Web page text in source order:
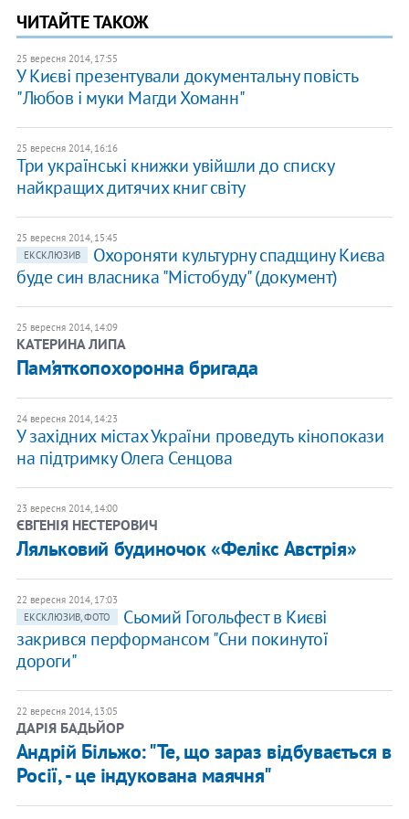
ЧИТАЙТЕ ТАКОЖ
25 вересня 2014, 17:55
У Києві презентували документальну повість
"Любов і муки Магди Хоманн"
25 вересня 2014, 16:16
Три українські книжки увійшли до списку
найкращих дитячих книг світу
25 вересня 2014, 15:45
ЕКСКЛЮЗИВ
Охороняти культурну спадщину Києва
буде син власника "Містобуду" (документ)
25 вересня 2014, 14:09
КАТЕРИНА ЛИПА
Пам’яткопохоронна бригада
24 вересня 2014, 14:23
У західних містах України проведуть кінопокази
на підтримку Олега Сенцова
23 вересня 2014, 14:00
ЄВГЕНІЯ НЕСТЕРОВИЧ
Ляльковий будиночок «Фелікс Австрія»
22 вересня 2014, 17:03
ЕКСКЛЮЗИВ, ФОТО
Сьомий Гогольфест в Києві
закрився перформансом "Сни покинутої
дороги"
22 вересня 2014, 13:05
ДАРІЯ БАДЬЙОР
Андрій Більжо: "Те, що зараз відбувається в
Росії, - це індукована маячня"